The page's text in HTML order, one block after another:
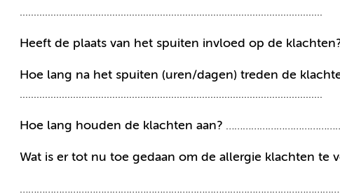
............................................................................................................
Heeft de plaats van het spuiten invloed op de
Hoe lang na het spuiten (uren/dagen) treden de
............................................................................................................
Hoe lang houden de klachten aan?
Wat is er tot nu toe gedaan om de allergie klachten te